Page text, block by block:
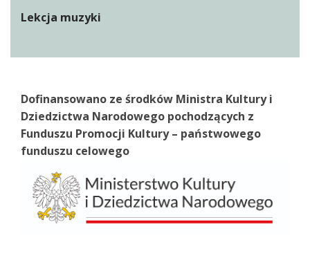
Lekcja muzyki
Dofinansowano ze środków Ministra Kultury i
Dziedzictwa Narodowego pochodzących z
Funduszu Promocji Kultury – państwowego
funduszu celowego